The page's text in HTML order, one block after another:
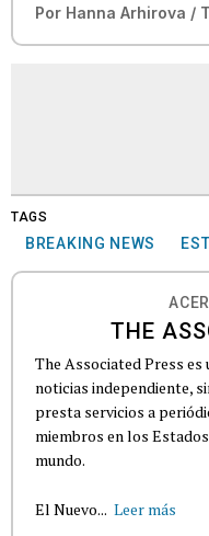
Por Hanna Arhirova /
TAGS
BREAKING NEWS
THE
The Associated Press es
noticias independiente,
presta servicios a
miembros en los
mundo.
El Nuevo... Leer más